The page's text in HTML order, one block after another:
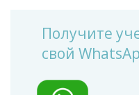
Получите
свой